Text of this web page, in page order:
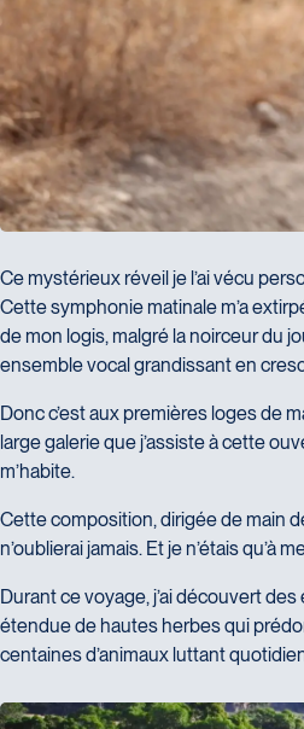
Ce mystérieux réveil je l’ai vécu
Cette symphonie matinale m’a
de mon logis, malgré la noirceur du
ensemble vocal grandissant en
Donc c’est aux premières loges de
large galerie que j’assiste à cette
m’habite.
Cette composition, dirigée de main
n’oublierai jamais. Et je n’étais qu’à
Durant ce voyage, j’ai découvert
étendue de hautes herbes qui
centaines d’animaux luttant
En partageant mon